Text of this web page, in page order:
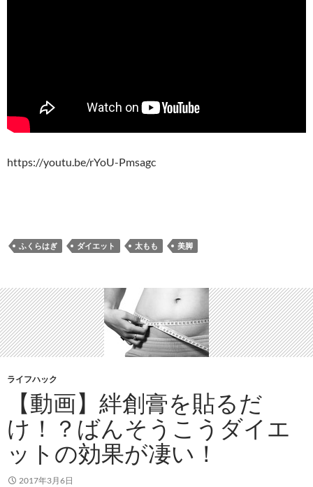
https://youtu.be/rYoU-Pmsagc
ふくらはぎ ダイエット 太もも 美脚
ライフハック
【動画】絆創膏を貼るだ
け！？ばんそうこうダイエ
ットの効果が凄い！
2017年3月6日